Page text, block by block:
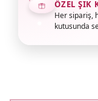
ÖZEL ŞIK
Her sipariş,
kutusunda